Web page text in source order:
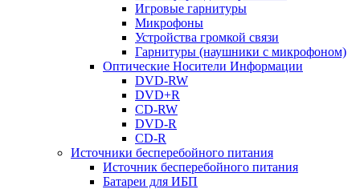
Игровые гарнитуры
Микрофоны
Устройства громкой связи
Гарнитуры (наушники с микрофоном)
Оптические Носители Информации
DVD-RW
DVD+R
CD-RW
DVD-R
CD-R
Источники бесперебойного питания
Источник бесперебойного питания
Батареи для ИБП